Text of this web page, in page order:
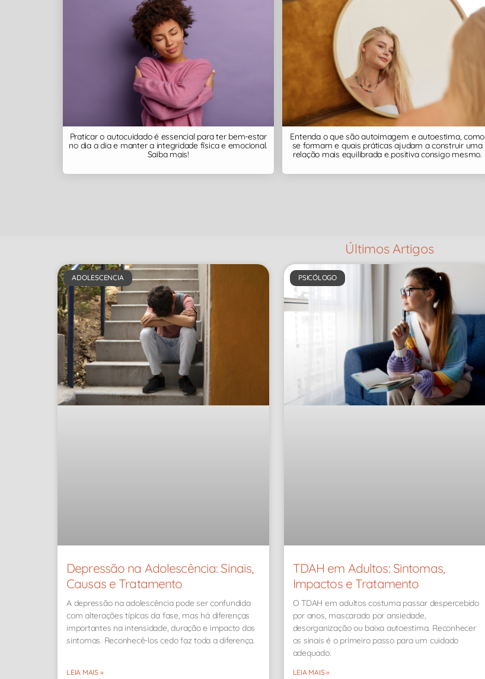
Praticar o autocuidado é essencial para ter bem-estar
no dia a dia e manter a integridade física e emocional.
Saiba mais!
Entenda o que são autoimagem e autoestima, como
se formam e quais práticas ajudam a construir uma
relação mais equilibrada e positiva consigo mesmo.
Últimos Artigos
ADOLESCENCIA
Depressão na Adolescência: Sinais,
Causas e Tratamento
A depressão na adolescência pode ser confundida
com alterações típicas da fase, mas há diferenças
importantes na intensidade, duração e impacto dos
sintomas. Reconhecê-los cedo faz toda a diferença.
LEIA MAIS »
PSICÓLOGO
TDAH em Adultos: Sintomas,
Impactos e Tratamento
O TDAH em adultos costuma passar despercebido
por anos, mascarado por ansiedade,
desorganização ou baixa autoestima. Reconhecer
os sinais é o primeiro passo para um cuidado
adequado.
LEIA MAIS »